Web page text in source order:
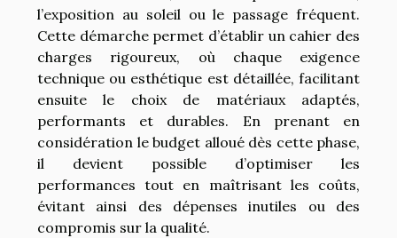
l’exposition au soleil ou le passage fréquent.
Cette démarche permet d’établir un cahier des
charges rigoureux, où chaque exigence
technique ou esthétique est détaillée, facilitant
ensuite le choix de matériaux adaptés,
performants et durables. En prenant en
considération le budget alloué dès cette phase,
il devient possible d’optimiser les
performances tout en maîtrisant les coûts,
évitant ainsi des dépenses inutiles ou des
compromis sur la qualité.